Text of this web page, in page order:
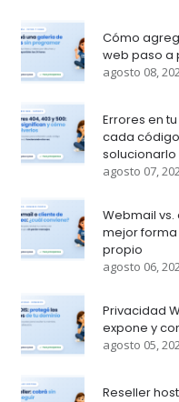
Cómo
web paso a
agosto 08,
Errores en
cada
agosto 07,
Webmail
mejor
propio
agosto 06,
Privacidad
expone y
agosto 05,
Reseller